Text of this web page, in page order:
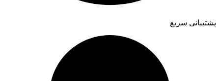
پشتیبانی سریع